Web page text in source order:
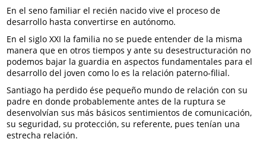
En el seno familiar el recién nacido vive el proceso de
desarrollo hasta convertirse en autónomo.
En el siglo XXI la familia no se puede entender de la misma
manera que en otros tiempos y ante su desestructuración no
podemos bajar la guardia en aspectos fundamentales para el
desarrollo del joven como lo es la relación paterno-filial.
Santiago ha perdido ése pequeño mundo de relación con su
padre en donde probablemente antes de la ruptura se
desenvolvían sus más básicos sentimientos de comunicación,
su seguridad, su protección, su referente, pues tenían una
estrecha relación.